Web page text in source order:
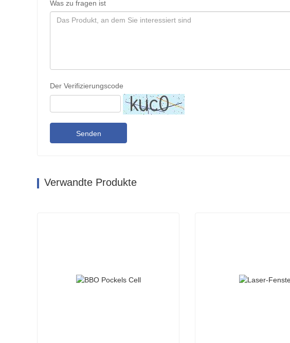
Was zu fragen ist
Der Verifizierungscode
Senden
Verwandte Produkte